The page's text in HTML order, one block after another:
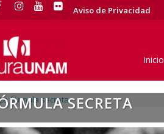
Aviso de Privacidad
Inicio
SECRETA
La fórmula secreta